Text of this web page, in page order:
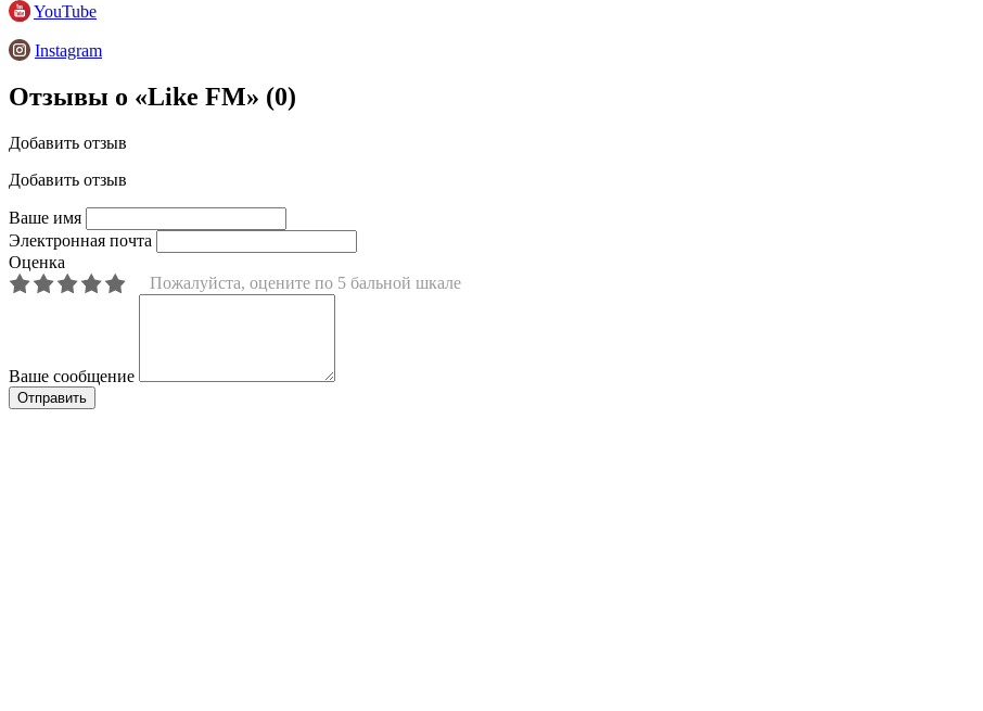
YouTube
Instagram
Отзывы о «Like FM» (0)
Добавить отзыв
Добавить отзыв
Ваше имя
Электронная почта
Оценка
Пожалуйста, оцените по 5 бальной шкале
Ваше сообщение